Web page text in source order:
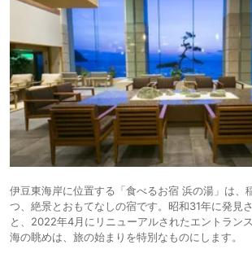
伊豆東海岸に位置する「食べるお宿 浜の湯」は、
つ、絶景とおもてなしの宿です。昭和31年に発見
と、2022年4月にリニューアルされたエントラン
海の眺めは、旅の始まりを特別なものにします。